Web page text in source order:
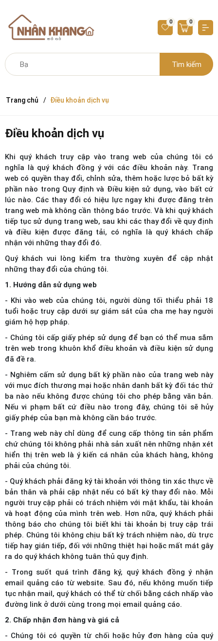
Tìm kiếm
0 0
Trang chủ Điều khoản dịch vụ
Điều khoản dịch vụ
Khi quý khách truy cập vào trang web của chúng tôi có
nghĩa là quý khách đồng ý với các điều khoản này. Trang
web có quyền thay đổi, chỉnh sửa, thêm hoặc lược bỏ bất kỳ
phần nào trong Quy định và Điều kiện sử dụng, vào bất cứ
lúc nào. Các thay đổi có hiệu lực ngay khi được đăng trên
trang web mà không cần thông báo trước. Và khi quý khách
tiếp tục sử dụng trang web, sau khi các thay đổi về quy định
và điều kiện được đăng tải, có nghĩa là quý khách chấp
nhận với những thay đổi đó.
Quý khách vui lòng kiểm tra thường xuyên để cập nhật
những thay đổi của chúng tôi.
1. Hướng dẫn sử dụng web
- Khi vào web của chúng tôi, người dùng tối thiểu phải 18
tuổi hoặc truy cập dưới sự giám sát của cha mẹ hay người
giám hộ hợp pháp.
- Chúng tôi cấp giấy phép sử dụng để bạn có thể mua sắm
trên web trong khuôn khổ điều khoản và điều kiện sử dụng
đã đề ra.
- Nghiêm cấm sử dụng bất kỳ phần nào của trang web này
với mục đích thương mại hoặc nhân danh bất kỳ đối tác thứ
ba nào nếu không được chúng tôi cho phép bằng văn bản.
Nếu vi phạm bất cứ điều nào trong đây, chúng tôi sẽ hủy
giấy phép của bạn mà không cần báo trước.
- Trang web này chỉ dùng để cung cấp thông tin sản phẩm
chứ chúng tôi không phải nhà sản xuất nên những nhận xét
hiển thị trên web là ý kiến cá nhân của khách hàng, không
phải của chúng tôi.
- Quý khách phải đăng ký tài khoản với thông tin xác thực về
bản thân và phải cập nhật nếu có bất kỳ thay đổi nào. Mỗi
người truy cập phải có trách nhiệm với mật khẩu, tài khoản
và hoạt động của mình trên web. Hơn nữa, quý khách phải
thông báo cho chúng tôi biết khi tài khoản bị truy cập trái
phép. Chúng tôi không chịu bất kỳ trách nhiệm nào, dù trực
tiếp hay gián tiếp, đối với những thiệt hại hoặc mất mát gây
ra do quý khách không tuân thủ quy định.
- Trong suốt quá trình đăng ký, quý khách đồng ý nhận
email quảng cáo từ website. Sau đó, nếu không muốn tiếp
tục nhận mail, quý khách có thể từ chối bằng cách nhấp vào
đường link ở dưới cùng trong mọi email quảng cáo.
2. Chấp nhận đơn hàng và giá cả
- Chúng tôi có quyền từ chối hoặc hủy đơn hàng của quý